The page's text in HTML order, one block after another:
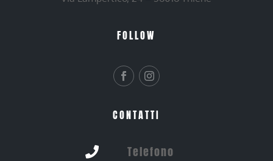
FOLLOW
CONTATTI
 Telefono